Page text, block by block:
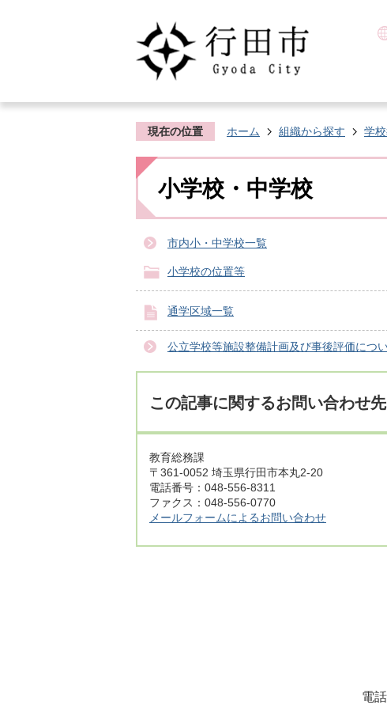
現在の位置 ホーム 組織から探す 学
小学校・中学校
市内小・中学校一覧
小学校の位置等
通学区域一覧
公立学校等施設整備計画及び事後評価につ
この記事に関するお問い合わせ先
教育総務課
〒361-0052 埼玉県行田市本丸2-20
電話番号：048-556-8311
ファクス：048-556-0770
メールフォームによるお問い合わせ
電